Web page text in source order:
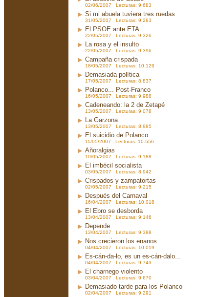
02/06/2007 Lecturas: 9.683
Si mi abuela tuviera tres ruedas
31/05/2007 Lecturas: 9.283
El PSOE ante ETA
22/05/2007 Lecturas: 9.326
La rosa y el insulto
22/05/2007 Lecturas: 9.396
Campaña crispada
18/05/2007 Lecturas: 10.129
Demasiada política
17/05/2007 Lecturas: 8.837
Polanco... Post-Franco
16/05/2007 Lecturas: 9.988
Cadeneando: la 2 de Zetapé
13/05/2007 Lecturas: 9.078
La Garzona
13/05/2007 Lecturas: 8.985
El suicidio de Polanco
11/05/2007 Lecturas: 10.556
Añoralgias
10/05/2007 Lecturas: 9.188
El imbécil socialista
03/05/2007 Lecturas: 8.942
Crispados y zampatortas
02/05/2007 Lecturas: 9.215
Después del Carnaval
16/04/2007 Lecturas: 10.018
El Ebro se desborda
13/04/2007 Lecturas: 9.146
Depende
13/04/2007 Lecturas: 9.388
Nos crecieron los enanos
04/04/2007 Lecturas: 10.019
Es-cán-da-lo, es un es-cán-dalo...
04/04/2007 Lecturas: 9.743
El charnego violento
03/04/2007 Lecturas: 9.670
Demasiado tarde para los Polanco
02/04/2007 Lecturas: 9.291